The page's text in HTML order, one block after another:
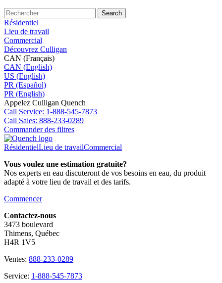
Search
Résidentiel
Lieu de travail
Commercial
Découvrez Culligan
CAN (Français)
CAN (English)
US (English)
PR (Español)
PR (English)
Appelez Culligan Quench
Call Service: 1-888-545-7873
Call Sales: 888-233-0289
Commander des filtres
RésidentielLieu de travailCommercial
Vous voulez une estimation gratuite?
Nos experts en eau discuteront de vos besoins en eau, du produit
adapté à votre lieu de travail et des tarifs.
Commencer
Contactez-nous
3473 boulevard
Thimens, Québec
H4R 1V5
Ventes: 888-233-0289
Service: 1-888-545-7873